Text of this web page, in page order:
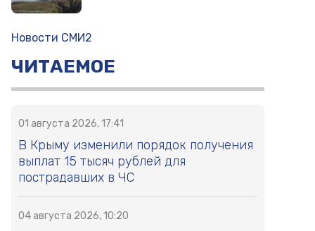
Новости СМИ2
ЧИТАЕМОЕ
01 августа 2026, 17:41
В Крыму изменили порядок получения
выплат 15 тысяч рублей для
пострадавших в ЧС
04 августа 2026, 10:20